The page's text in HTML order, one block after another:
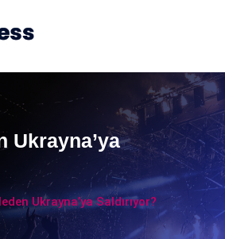
Ukrayna’ya
Ukrayna’ya Saldırıyor?